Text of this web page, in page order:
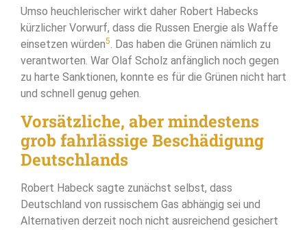
Umso heuchlerischer wirkt daher Robert Habecks
kürzlicher Vorwurf, dass die Russen Energie als Waffe
einsetzen würden5. Das haben die Grünen nämlich zu
verantworten. War Olaf Scholz anfänglich noch gegen
zu harte Sanktionen, konnte es für die Grünen nicht hart
und schnell genug gehen.
Vorsätzliche, aber mindestens
grob fahrlässige Beschädigung
Deutschlands
Robert Habeck sagte zunächst selbst, dass
Deutschland von russischem Gas abhängig sei und
Alternativen derzeit noch nicht ausreichend gesichert